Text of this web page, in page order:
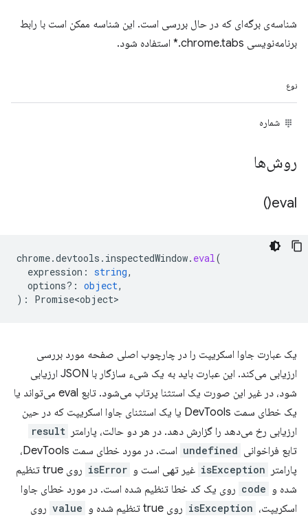
شناسه‌ی برگه‌ای که در حال بررسی است. این شناسه ممکن است با رابط
برنامه‌نویسی chrome.tabs.* استفاده شود.
نوع
شماره
روش‌ها
eval(
)
chrome.devtools . inspectedWindow. eval(
expression : string,
options? : object,
) : Promise<object>
یک عبارت جاوا اسکریپت را در چارچوب اصلی صفحه مورد بررسی
ارزیابی می‌کند. این عبارت باید به یک شیء سازگار با JSON ارزیابی
شود، در غیر این صورت یک استثنا پرتاب می‌شود. تابع eval می‌تواند یا
یک خطای سمت DevTools یا یک استثنای جاوا اسکریپت که در حین
ارزیابی رخ می‌دهد را گزارش دهد. در هر دو حالت، پارامتر result
تابع فراخوانی undefined
است. در مورد خطای سمت DevTools،
پارامتر
isException غیر تهی است و isError
روی true تنظیم
شده و code روی یک کد خطا تنظیم شده است. در مورد خطای جاوا
اسکریپت، isException روی true تنظیم شده و value روی